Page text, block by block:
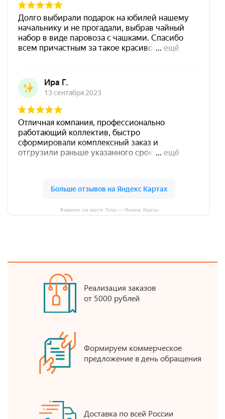
Фаворит на карте Тулы — Яндекс Карты
Реализация заказов
от 5000 рублей
Формируем коммерческое
предложение в день обращения
Доставка по всей России